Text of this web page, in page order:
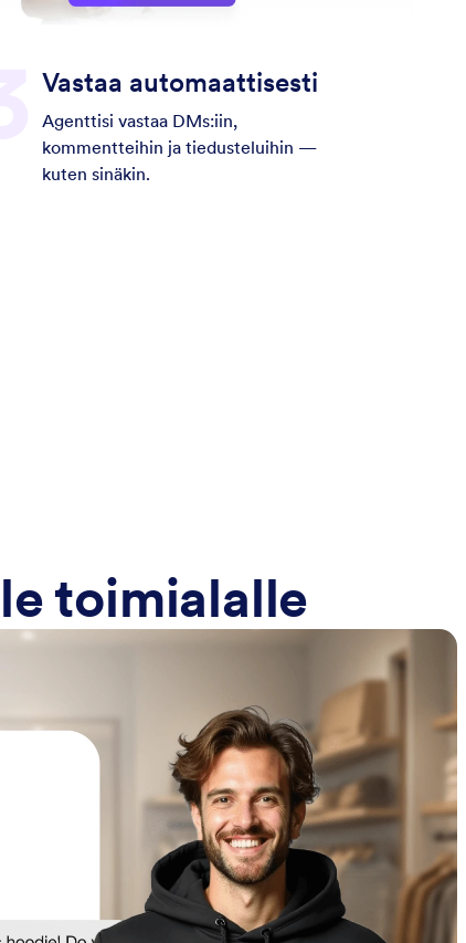
Vastaa automaattisesti
Agenttisi vastaa DMs:iin,
kommentteihin ja tiedusteluihin —
kuten sinäkin.
toimialalle